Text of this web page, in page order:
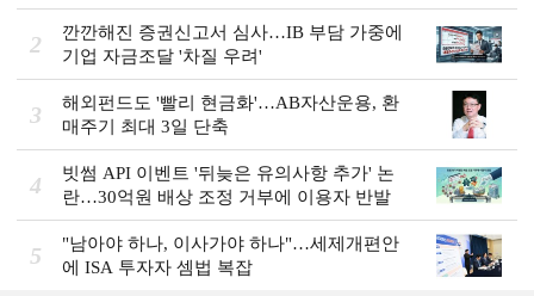
2
깐깐해진 증권신고서 심사…IB 부담 가중에
기업 자금조달 '차질 우려'
3
해외펀드도 '빨리 현금화'…AB자산운용, 환
매주기 최대 3일 단축
4
빗썸 API 이벤트 '뒤늦은 유의사항 추가' 논
란…30억원 배상 조정 거부에 이용자 반발
5
"남아야 하나, 이사가야 하나"…세제개편안
에 ISA 투자자 셈법 복잡